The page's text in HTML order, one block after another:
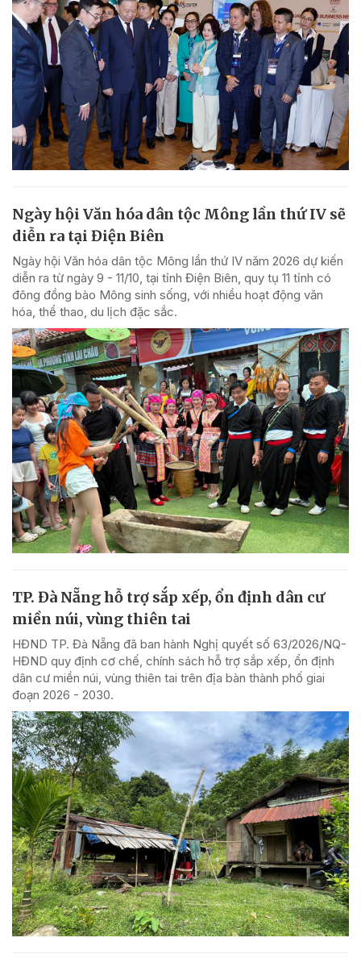
Ngày hội Văn hóa dân tộc Mông lần thứ IV sẽ
diễn ra tại Điện Biên
Ngày hội Văn hóa dân tộc Mông lần thứ IV năm 2026 dự kiến
diễn ra từ ngày 9 - 11/10, tại tỉnh Điện Biên, quy tụ 11 tỉnh có
đông đồng bào Mông sinh sống, với nhiều hoạt động văn
hóa, thể thao, du lịch đặc sắc.
TP. Đà Nẵng hỗ trợ sắp xếp, ổn định dân cư
miền núi, vùng thiên tai
HĐND TP. Đà Nẵng đã ban hành Nghị quyết số 63/2026/NQ-
HĐND quy định cơ chế, chính sách hỗ trợ sắp xếp, ổn định
dân cư miền núi, vùng thiên tai trên địa bàn thành phố giai
đoạn 2026 - 2030.